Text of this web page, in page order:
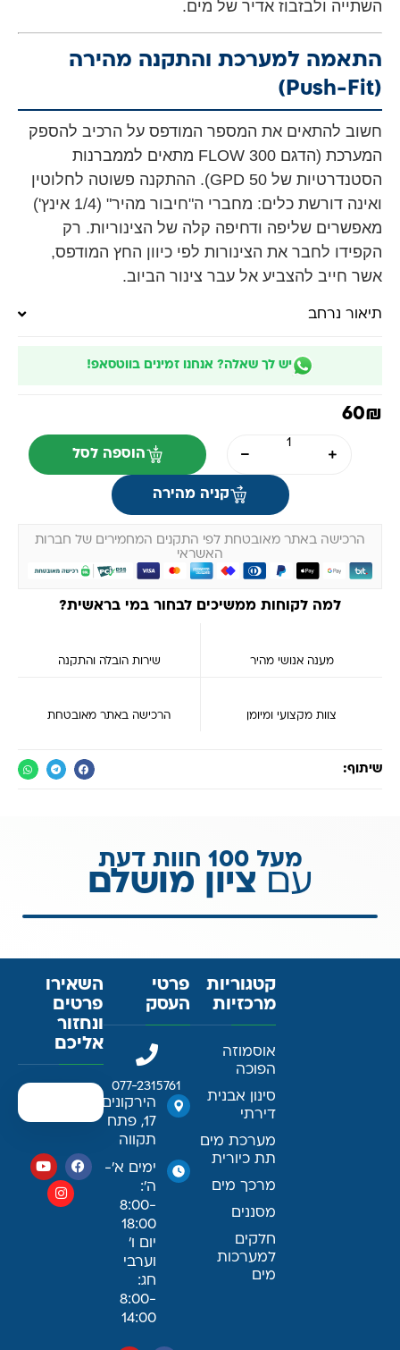
השתייה ולבזבוז אדיר של מים.
התאמה למערכת והתקנה מהירה
(Push-Fit)
חשוב להתאים את המספר המודפס על הרכיב להספק
המערכת (הדגם FLOW 300 מתאים לממברנות
הסטנדרטיות של 50 GPD). ההתקנה פשוטה לחלוטין
ואינה דורשת כלים: מחברי ה"חיבור מהיר" (1/4 אינץ')
מאפשרים שליפה ודחיפה קלה של הצינוריות. רק
הקפידו לחבר את הצינורות לפי כיוון החץ המודפס,
אשר חייב להצביע אל עבר צינור הביוב.
תיאור נרחב
יש לך שאלה? אנחנו זמינים בווטסאפ!
60₪
הוספה לסל
קניה מהירה
הרכישה באתר מאובטחת לפי התקנים המחמירים של חברות
האשראי
למה לקוחות ממשיכים לבחור במי בראשית?
מענה אנושי מהיר שירות הובלה והתקנה
צוות מקצועי ומיומן הרכישה באתר מאובטחת
שיתוף:
מעל 100 חוות דעת
עםציון מושלם
קטגוריות
מרכזיות
אוסמוזה
הפוכה
סינון אבנית
דירתי
מערכת מים
תת כיורית
מרכך מים
מסננים
חלקים
למערכות
מים
פרטי
העסק
077-2315761
הירקונים
17, פתח
תקווה
ימים א׳-
ה׳:
8:00-
18:00
יום ו׳
וערבי
חג:
8:00-
14:00
השאירו
פרטים
ונחזור
אליכם